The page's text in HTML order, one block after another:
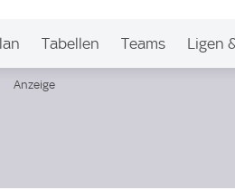
Tabellen Teams Ligen